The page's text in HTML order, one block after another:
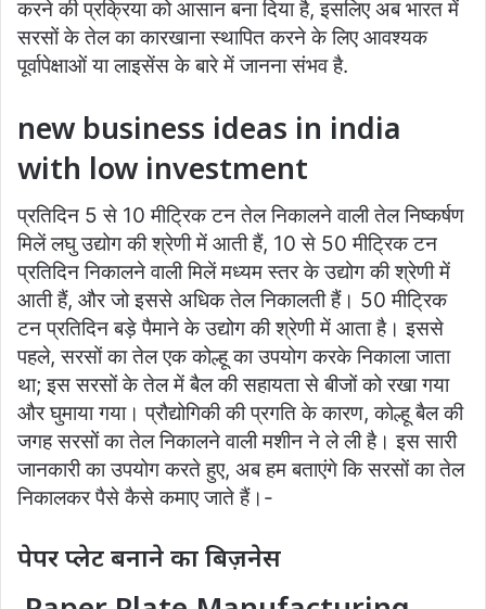
करने की प्रक्रिया को आसान बना दिया है, इसलिए अब भारत में
सरसों के तेल का कारखाना स्थापित करने के लिए आवश्यक
पूर्वापेक्षाओं या लाइसेंस के बारे में जानना संभव है.
new business ideas in india
with low investment
प्रतिदिन 5 से 10 मीट्रिक टन तेल निकालने वाली तेल निष्कर्षण
मिलें लघु उद्योग की श्रेणी में आती हैं, 10 से 50 मीट्रिक टन
प्रतिदिन निकालने वाली मिलें मध्यम स्तर के उद्योग की श्रेणी में
आती हैं, और जो इससे अधिक तेल निकालती हैं। 50 मीट्रिक
टन प्रतिदिन बड़े पैमाने के उद्योग की श्रेणी में आता है। इससे
पहले, सरसों का तेल एक कोल्हू का उपयोग करके निकाला जाता
था; इस सरसों के तेल में बैल की सहायता से बीजों को रखा गया
और घुमाया गया। प्रौद्योगिकी की प्रगति के कारण, कोल्हू बैल की
जगह सरसों का तेल निकालने वाली मशीन ने ले ली है। इस सारी
जानकारी का उपयोग करते हुए, अब हम बताएंगे कि सरसों का तेल
निकालकर पैसे कैसे कमाए जाते हैं।-
पेपर प्लेट बनाने का बिज़नेस